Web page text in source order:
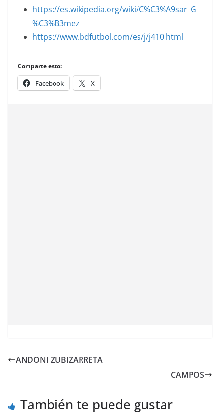
https://es.wikipedia.org/wiki/C%C3%A9sar_G
%C3%B3mez
https://www.bdfutbol.com/es/j/j410.html
Comparte esto:
Facebook X
ANDONI ZUBIZARRETA
CAMPOS
También te puede gustar